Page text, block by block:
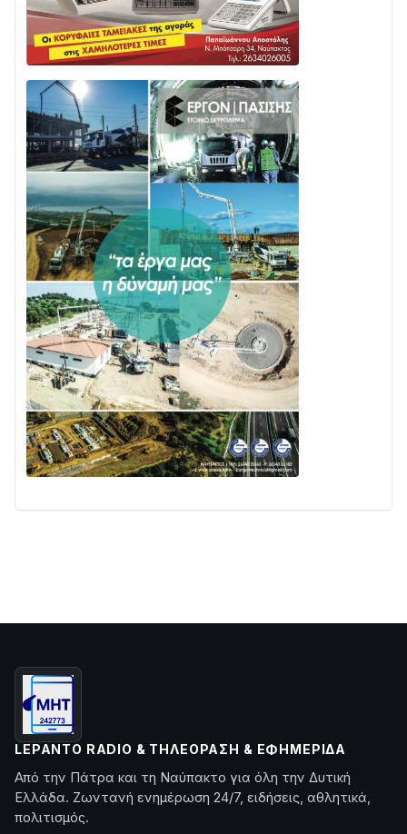
LEPANTO RADIO & ΤΗΛΕΌΡΑΣΗ & ΕΦΗΜΕΡΊΔΑ
Από την Πάτρα και τη Ναύπακτο για όλη την Δυτική
Ελλάδα. Ζωντανή ενημέρωση 24/7, ειδήσεις, αθλητικά,
πολιτισμός.